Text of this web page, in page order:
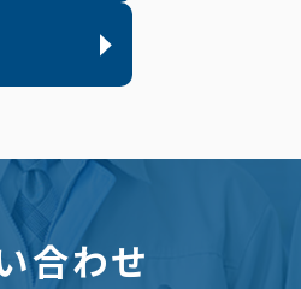
合わせ